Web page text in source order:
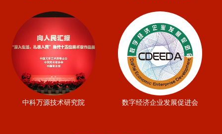
中科万源技术研究院 数字经济企业发展促进会